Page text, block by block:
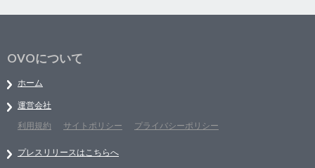
OVOについて
ホーム
運営会社
利用規約
サイトポリシー プライバシーポリシー
プレスリリースはこちらへ